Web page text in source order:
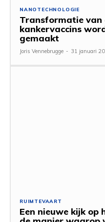
NANOTECHNOLOGIE
Transformatie
kankervaccins
gemaakt
Joris Vennebrugge - 31 januari
RUIMTEVAART
Een nieuwe kijk op